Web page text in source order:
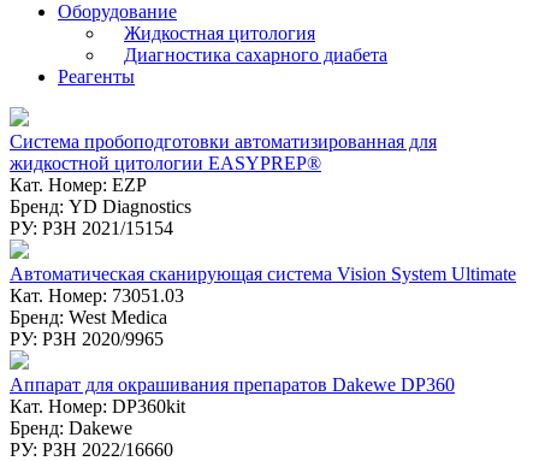
Оборудование
Жидкостная цитология
Диагностика сахарного диабета
Реагенты
Система пробоподготовки автоматизированная для
жидкостной цитологии EASYPREP®
Кат. Номер: EZP
Бренд: YD Diagnostics
РУ: РЗН 2021/15154
Автоматическая сканирующая система Vision System Ultimate
Кат. Номер: 73051.03
Бренд: West Medica
РУ: РЗН 2020/9965
Аппарат для окрашивания препаратов Dakewe DP360
Кат. Номер: DP360kit
Бренд: Dakewe
РУ: РЗН 2022/16660